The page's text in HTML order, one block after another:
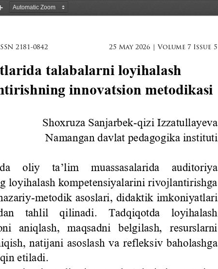
Zoom
talabalarni loyihalash
innovatsion metodikasi
Shoxruza Sanjarbek-qizi Izzatullayeva
Namangan davlat pedagogika instituti
oliy  ta’lim  muassasalarida  auditoriya
loyihalash kompetensiyalarini rivojlantirishga
-metodik asoslari, didaktik imkoniyatlari
tahlil    qilinadi.    Tadqiqotda    loyihalash
aniqlash,   maqsadni   belgilash,   resurslarni
natijani  asoslash  va  refleksiv  baholashga
etiladi.
2181-0842 25 May 2026 | Volume 7 Issue 5